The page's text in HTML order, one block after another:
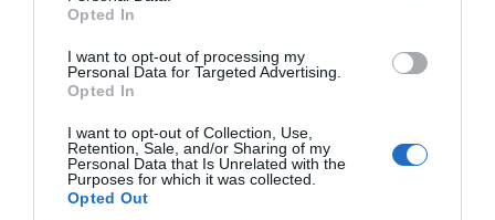
Opted In
I want to opt-out of processing my
Personal Data for Targeted Advertising.
Opted In
I want to opt-out of Collection, Use,
Retention, Sale, and/or Sharing of my
Personal Data that Is Unrelated with the
Purposes for which it was collected.
Opted Out
Услуги, включенные в стоимость
мелкими животными
Солярий
ТВ-зал
Туристическая информация
Читальный зал
Экспресс-регистрация заезда и
Ресторан и бар
Завтрак сервируется ежедневно в уютном зале с камином, а в летние
месяцы — в садике со столом и стульями.
Услуги за отдельную плату